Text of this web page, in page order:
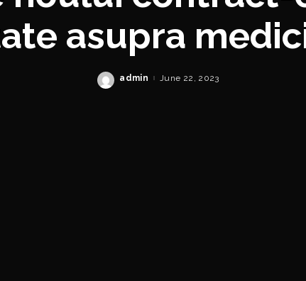
asupra
pierde și
Posted
admin June 22, 2023